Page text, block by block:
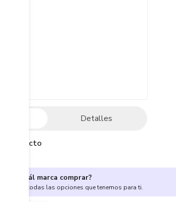
Detalles
producto
sabes cuál marca comprar?
aquí todas las opciones que tenemos para ti.